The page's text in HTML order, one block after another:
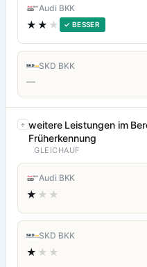
Audi BKK
★★ ★ ✓ BESSER
SKD BKK
—
weitere Leistungen im
Früherkennung
GLEICHAUF
Audi BKK
★ ★★
SKD BKK
★ ★★